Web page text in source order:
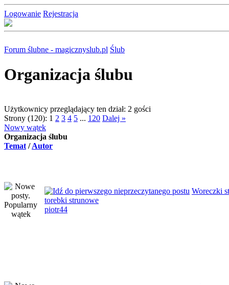
Logowanie Rejestracja
Forum ślubne - magicznyslub.pl Ślub
Organizacja ślubu
Użytkownicy przeglądający ten dział: 2 gości
Strony (120): 1 2 3 4 5 ... 120 Dalej »
Nowy wątek
Organizacja ślubu
Temat /Autor
Woreczki
torebki strunowe
piotr44